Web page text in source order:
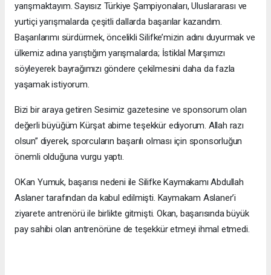
yarışmaktayım. Sayısız Türkiye Şampiyonaları, Uluslararası ve
yurtiçi yarışmalarda çeşitli dallarda başarılar kazandım.
Başarılarımı sürdürmek, öncelikli Silifke’mizin adını duyurmak ve
ülkemiz adına yarıştığım yarışmalarda; İstiklal Marşımızı
söyleyerek bayrağımızı göndere çekilmesini daha da fazla
yaşamak istiyorum.
Bizi bir araya getiren Sesimiz gazetesine ve sponsorum olan
değerli büyüğüm Kürşat abime teşekkür ediyorum. Allah razı
olsun” diyerek, sporcuların başarılı olması için sponsorluğun
önemli olduğuna vurgu yaptı.
OKan Yumuk, başarısı nedeni ile Silifke Kaymakamı Abdullah
Aslaner tarafından da kabul edilmişti. Kaymakam Aslaner’i
ziyarete antrenörü ile birlikte gitmişti. Okan, başarısında büyük
pay sahibi olan antrenörüne de teşekkür etmeyi ihmal etmedi.